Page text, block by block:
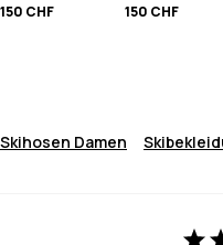
150 CHF
150 CHF
Skihosen Damen